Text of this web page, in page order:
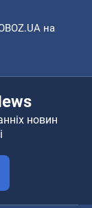
на
новин